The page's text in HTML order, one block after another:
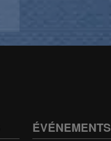
ÉVÉNEMENTS